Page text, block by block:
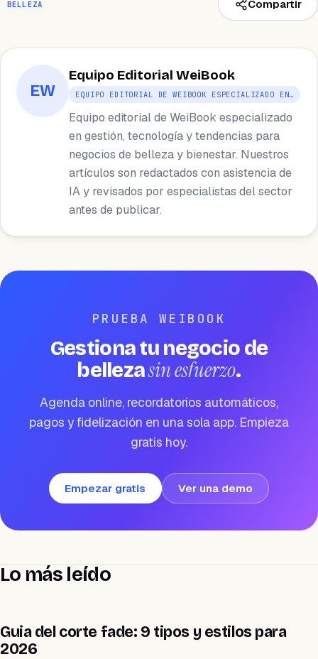
BELLEZA Compartir
EW
Equipo Editorial WeiBook
EQUIPO EDITORIAL DE WEIBOOK ESPECIALIZADO EN…
Equipo editorial de WeiBook especializado
en gestión, tecnología y tendencias para
negocios de belleza y bienestar. Nuestros
artículos son redactados con asistencia de
IA y revisados por especialistas del sector
antes de publicar.
PRUEBA WEIBOOK
Gestiona tu negocio de
bellezasin esfuerzo.
Agenda online, recordatorios automáticos,
pagos y fidelización en una sola app. Empieza
gratis hoy.
Empezar gratis Ver una demo
Lo más leído
BELLEZA
Guia del corte fade: 9 tipos y estilos para
2026